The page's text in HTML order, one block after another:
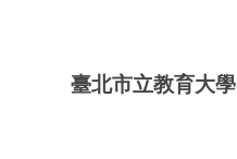
臺北市立教育大學